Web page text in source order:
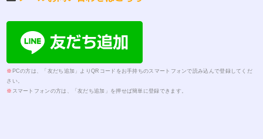
または正当な利益を害するおそれがある場合
3) 国の機関もしくは地方公共団体が法令の定める事務を遂行することに対
して協力する必要がある場合であって、利用目的をご本人に通知し、また
は公表することにより当該事務の遂行に支障を及ぼすおそれがあるとき
4) 取得の状況からみて利用目的が明らかであると認められる場合
7.個人情報利用目的の変更
本サイトは、個人情報の利用目的を変更する場合には、変更前の利用目的
と相当の関連性を有すると合理的に認められる範囲を超えては行わず、変
※ PCの方は、「友だち追加」よりQRコードをお手持ちのスマートフォンで読み込んで登録してくだ
さい。
※ スマートフォンの方は、「友だち追加」を押せば簡単に登録できます。